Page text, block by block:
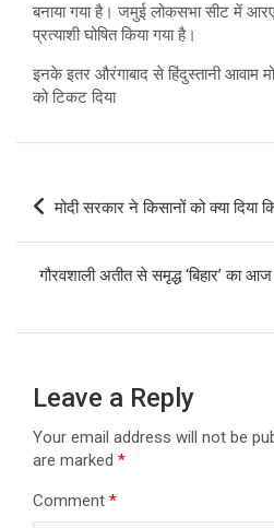
बनाया गया है। जमुई लोकसभा सीट में
प्रत्याशी घोषित किया गया है।
इनके इतर औरंगाबाद से हिंदुस्तानी आवाम
को टिकट दिया
Post
मोदी सरकार ने किसानों को क्या दिया
गौरवशाली अतीत से समृद्ध ‘बिहार’ का
Leave a Reply
Your email address will not be
are marked *
Comment *